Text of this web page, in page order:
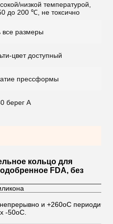
низкой температурой,
до 200 ℃, не токсично
все размеры
цвет доступный
прессформы
берег А
кольцо для
FDA, без
и +260oC
-50oC.